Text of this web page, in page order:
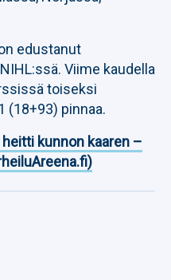
edustanut
Viime kaudella
toiseksi
(18+93) pinnaa.
kunnon kaaren –